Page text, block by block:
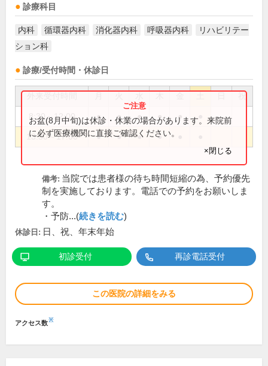
診療科目
内科 循環器内科 消化器内科 呼吸器内科
リハビリテー
ション科
診療/受付時間・休診日
祝
8:30～12:00 ● ● ● ● ●
13:30～17:00 ● ● ● ●
お盆(8月中旬)は休診・休業の場合があります。来院前
に必ず医療機関に直接ご確認ください。
×閉じる
備考: 当院では患者様の待ち時間短縮の為、予約優先
制を実施しております。電話での予約をお願いしま
す。
・予防...(続きを読む)
休診日: 日、祝、年末年始
初診受付 再診電話受付
この医院の詳細をみる
アクセス数※